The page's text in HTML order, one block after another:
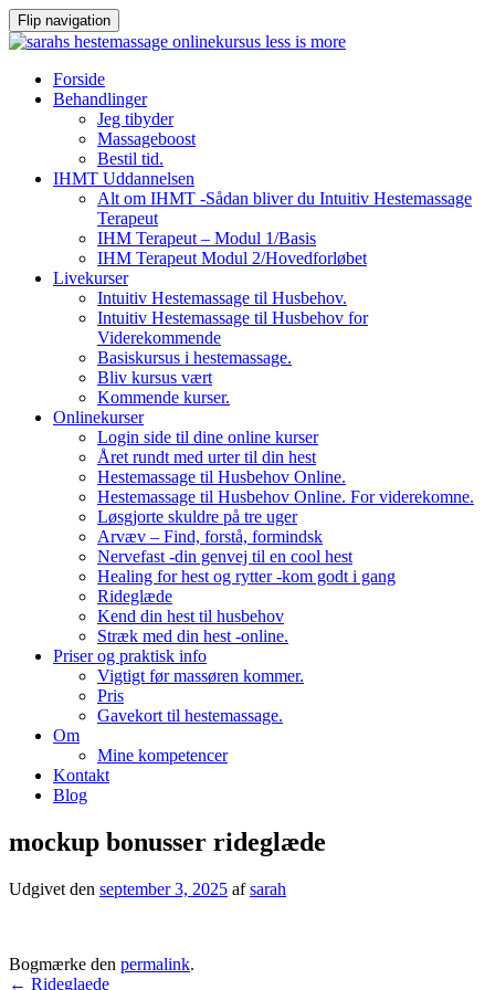
Flip navigation
VidereForside
Behandlinger
Jeg tibyder
Massageboost
Bestil tid.
IHMT Uddannelsen
Alt om IHMT -Sådan bliver du Intuitiv Hestemassage
Terapeut
IHM Terapeut – Modul 1/Basis
IHM Terapeut Modul 2/Hovedforløbet
Livekurser
Intuitiv Hestemassage til Husbehov.
Intuitiv Hestemassage til Husbehov for
Viderekommende
Basiskursus i hestemassage.
Bliv kursus vært
Kommende kurser.
Onlinekurser
Login side til dine online kurser
Året rundt med urter til din hest
Hestemassage til Husbehov Online.
Hestemassage til Husbehov Online. For viderekomne.
Løsgjorte skuldre på tre uger
Arvæv – Find, forstå, formindsk
Nervefast -din genvej til en cool hest
Healing for hest og rytter -kom godt i gang
Rideglæde
Kend din hest til husbehov
Stræk med din hest -online.
Priser og praktisk info
Vigtigt før massøren kommer.
Pris
Gavekort til hestemassage.
Om
Mine kompetencer
Kontakt
Blog
mockup bonusser rideglæde
Udgivet den september 3, 2025 afsarah
Bogmærke den permalink.
← Rideglaede